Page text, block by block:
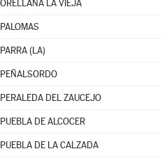
ORELLANA LA VIEJA
PALOMAS
PARRA (LA)
PEÑALSORDO
PERALEDA DEL ZAUCEJO
PUEBLA DE ALCOCER
PUEBLA DE LA CALZADA